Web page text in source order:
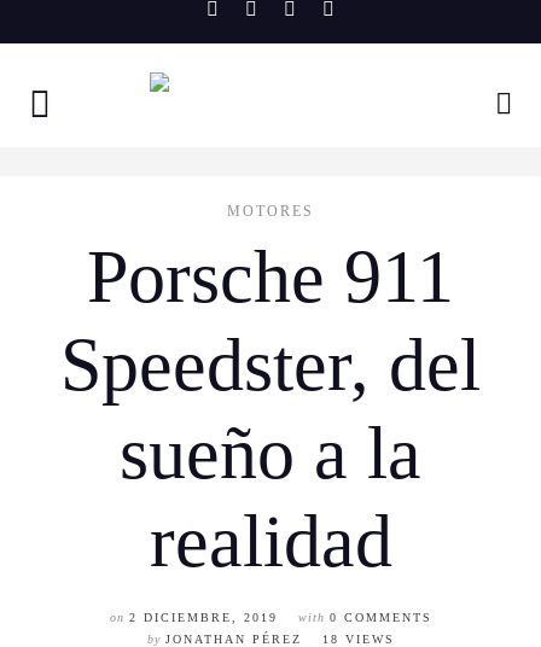
to
content
MOTORES
Porsche 911
Speedster, del
sueño a la
realidad
on 2 DICIEMBRE, 2019 with 0 COMMENTS
by JONATHAN PÉREZ 18 VIEWS